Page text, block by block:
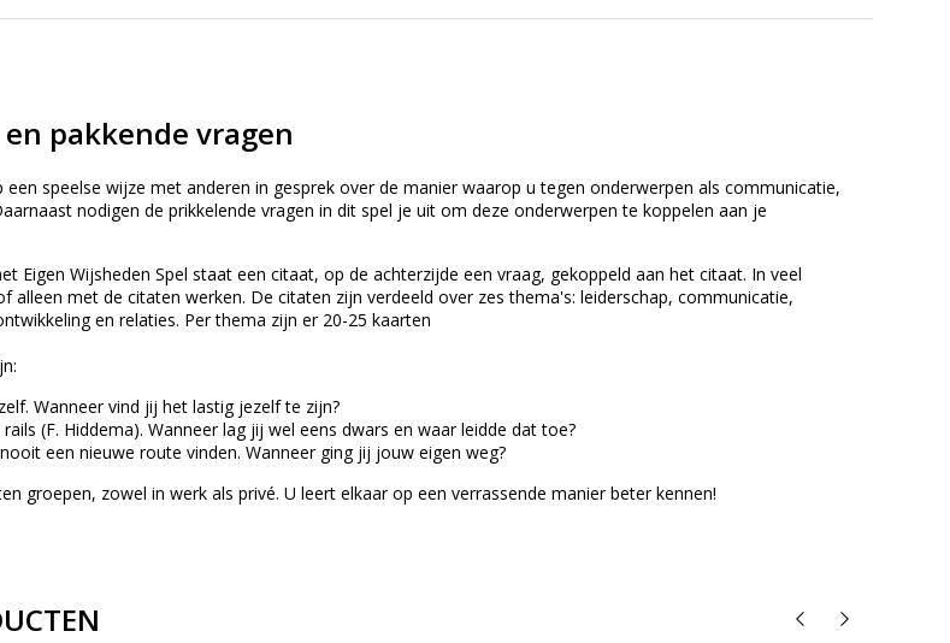
pakkende vragen
een speelse wijze met anderen in gesprek over de manier waarop u tegen onderwerpen als communicatie,
nodigen de prikkelende vragen in dit spel je uit om deze onderwerpen te koppelen aan je
Eigen Wijsheden Spel staat een citaat, op de achterzijde een vraag, gekoppeld aan het citaat. In veel
alleen met de citaten werken. De citaten zijn verdeeld over zes thema's: leiderschap, communicatie,
en relaties. Per thema zijn er 20-25 kaarten
Wanneer vind jij het lastig jezelf te zijn?
(F. Hiddema). Wanneer lag jij wel eens dwars en waar leidde dat toe?
een nieuwe route vinden. Wanneer ging jij jouw eigen weg?
groepen, zowel in werk als privé. U leert elkaar op een verrassende manier beter kennen!